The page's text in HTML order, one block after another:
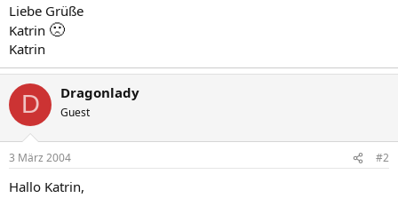
Liebe Grüße
Katrin 🙁
Katrin
D Dragonlady
Guest
3 März 2004 #2
Hallo Katrin,